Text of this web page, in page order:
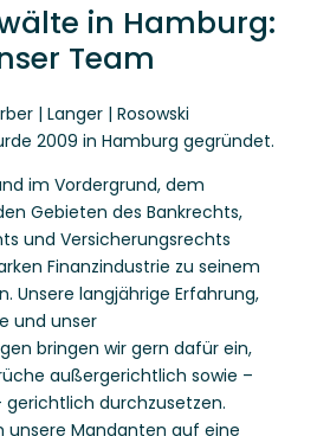
in Hamburg:
Team
| Langer | Rosowski
2009 in Hamburg gegründet.
im Vordergrund, dem
Gebieten des Bankrechts,
und Versicherungsrechts
Finanzindustrie zu seinem
Unsere langjährige Erfahrung,
und unser
bringen wir gern dafür ein,
außergerichtlich sowie –
gerichtlich durchzusetzen.
unsere Mandanten auf eine